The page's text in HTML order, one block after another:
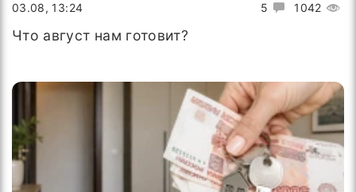
5 1042
03.08, 13:24
Что август нам готовит?